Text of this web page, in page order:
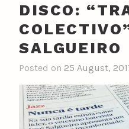
DISCO:
SALGUEIRO
Posted on 25 August,